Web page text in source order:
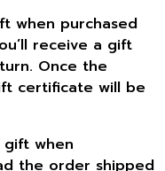
when purchased
receive a gift
Once the
certificate will be
gift when
the order shipped